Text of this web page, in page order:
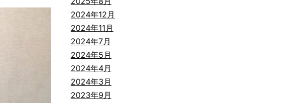
2024年12月
2024年11月
2024年7月
2024年5月
2024年4月
2024年3月
2023年9月